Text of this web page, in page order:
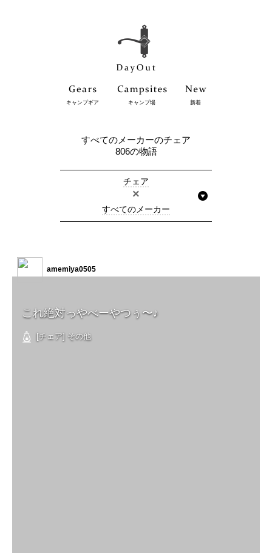
キャンプギア キャンプ場 新着
すべてのメーカーのチェア
806の物語
チェア
×
すべてのメーカー
これ絶対っやべーやつぅ〜♪
[チェア] その他
amemiya0505